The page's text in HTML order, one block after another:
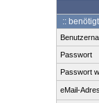
::
Passwort
Passwort
eMail-